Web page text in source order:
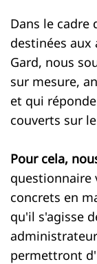
Dans le
destinées aux
Gard, nous
sur mesure,
et qui
couverts sur
Pour cela,
questionnaire
concrets en
qu'il s'agisse
permettront